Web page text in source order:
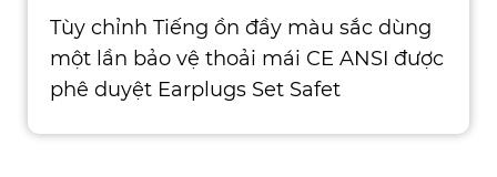
Tùy chỉnh Tiếng ồn đầy màu sắc dùng
một lần bảo vệ thoải mái CE ANSI được
phê duyệt Earplugs Set Safet